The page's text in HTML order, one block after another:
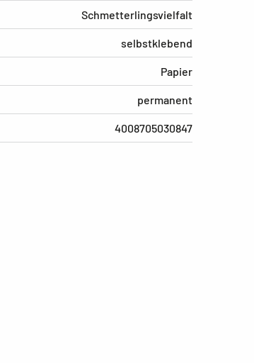
Schmetterlingsvielfalt
selbstklebend
Papier
permanent
4008705030847